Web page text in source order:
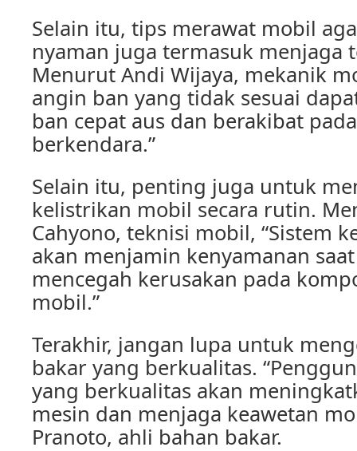
Selain itu, tips merawat mobil
nyaman juga termasuk menjaga
Menurut Andi Wijaya, mekanik
angin ban yang tidak sesuai
ban cepat aus dan berakibat
berkendara.”
Selain itu, penting juga untuk
kelistrikan mobil secara rutin.
Cahyono, teknisi mobil, “Sistem
akan menjamin kenyamanan
mencegah kerusakan pada
mobil.”
Terakhir, jangan lupa untuk
bakar yang berkualitas.
yang berkualitas akan
mesin dan menjaga keawetan
Pranoto, ahli bahan bakar.